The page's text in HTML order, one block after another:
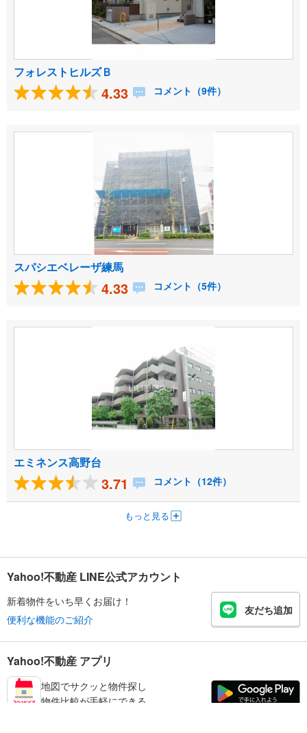
フォレストヒルズＢ
4.33 コメント（9件）
スパシエベレーザ練馬
4.33 コメント（5件）
エミネンス高野台
3.71 コメント（12件）
もっと見る
Yahoo!不動産 LINE公式アカウント
新着物件をいち早くお届け！
便利な機能のご紹介
友だち追加
Yahoo!不動産 アプリ
地図でサクッと物件探し
物件比較が手軽にできる